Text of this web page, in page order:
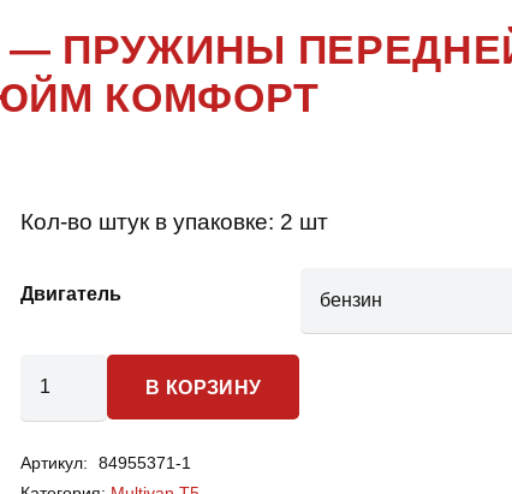
T5
T5 — ПРУЖИНЫ
КОМФОРТ
Кол-во штук в упаковке: 2 шт
Двигатель
Multivan
В КОРЗИНУ
Артикул:
84955371-1